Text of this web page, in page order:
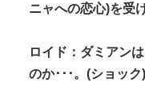
ニャへの恋心)を受
ロイド：ダミアン
のか･･･。(ショック)